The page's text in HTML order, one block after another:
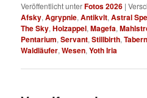
Veröffentlicht unterFotos 2026 |
Afsky,Agrypnie,Antikvlt,Astral
The Sky,Holzappel,Magefa,
Pentarium,Servant,Stillbirth,
Waldläufer,Wesen,Yoth Iria